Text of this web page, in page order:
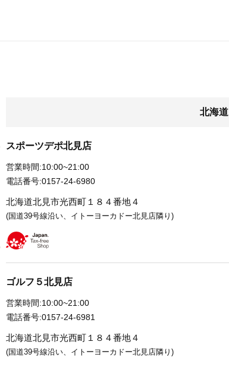
北海道
スポーツデポ北見店
営業時間:10:00~21:00
電話番号:0157-24-6980
北海道北見市光西町１８４番地４
(国道39号線沿い、イトーヨーカドー北見店隣り)
ゴルフ５北見店
営業時間:10:00~21:00
電話番号:0157-24-6981
北海道北見市光西町１８４番地４
(国道39号線沿い、イトーヨーカドー北見店隣り)